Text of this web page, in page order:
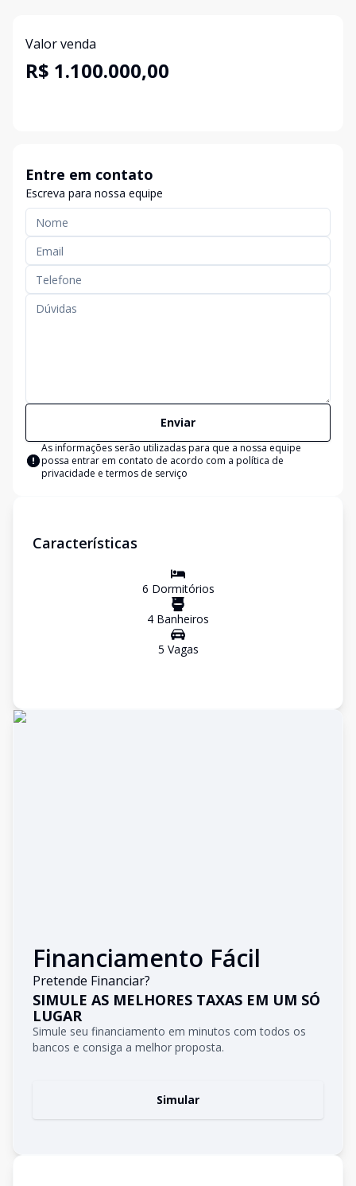
Valor venda
R$ 1.100.000,00
Entre em contato
Escreva para nossa equipe
Enviar
As informações serão utilizadas para que a nossa equipe
possa entrar em contato de acordo com a política de
privacidade e termos de serviço
Características
6 Dormitórios
4 Banheiros
5 Vagas
Financiamento Fácil
Pretende Financiar?
SIMULE AS MELHORES TAXAS EM UM SÓ
LUGAR
Simule seu financiamento em minutos com todos os
bancos e consiga a melhor proposta.
Simular